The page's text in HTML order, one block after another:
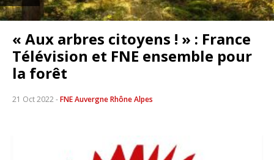
« Aux arbres citoyens ! » : France
Télévision et FNE ensemble pour
la forêt
21 Oct 2022-FNE Auvergne Rhône Alpes